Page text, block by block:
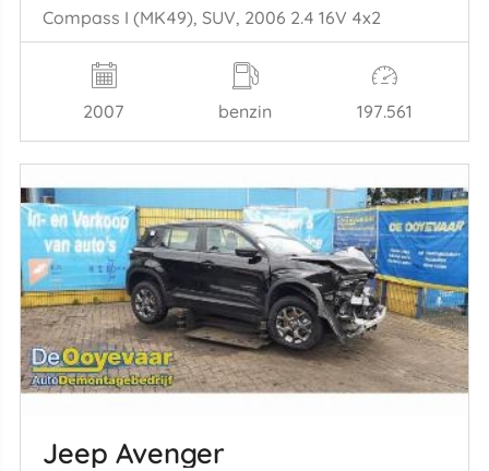
Compass I (MK49), SUV, 2006 2.4 16V 4x2
2007 benzin 197.561
Jeep Avenger